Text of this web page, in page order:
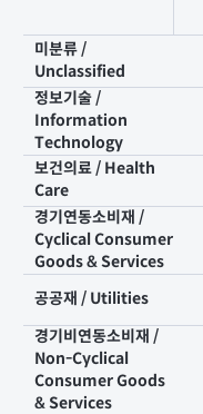
미분류 /
Unclassified
정보기술 /
Information
Technology
보건의료 / Health
Care
경기연동소비재 /
Cyclical Consumer
Goods & Services
공공재 / Utilities
경기비연동소비재 /
Non-Cyclical
Consumer Goods
& Services